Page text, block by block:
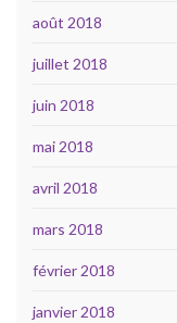
août 2018
juillet 2018
juin 2018
mai 2018
avril 2018
mars 2018
février 2018
janvier 2018